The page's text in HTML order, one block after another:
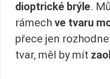
dioptrické brýle.
rámech ve tvaru
přece jen
tvar, měl by mít